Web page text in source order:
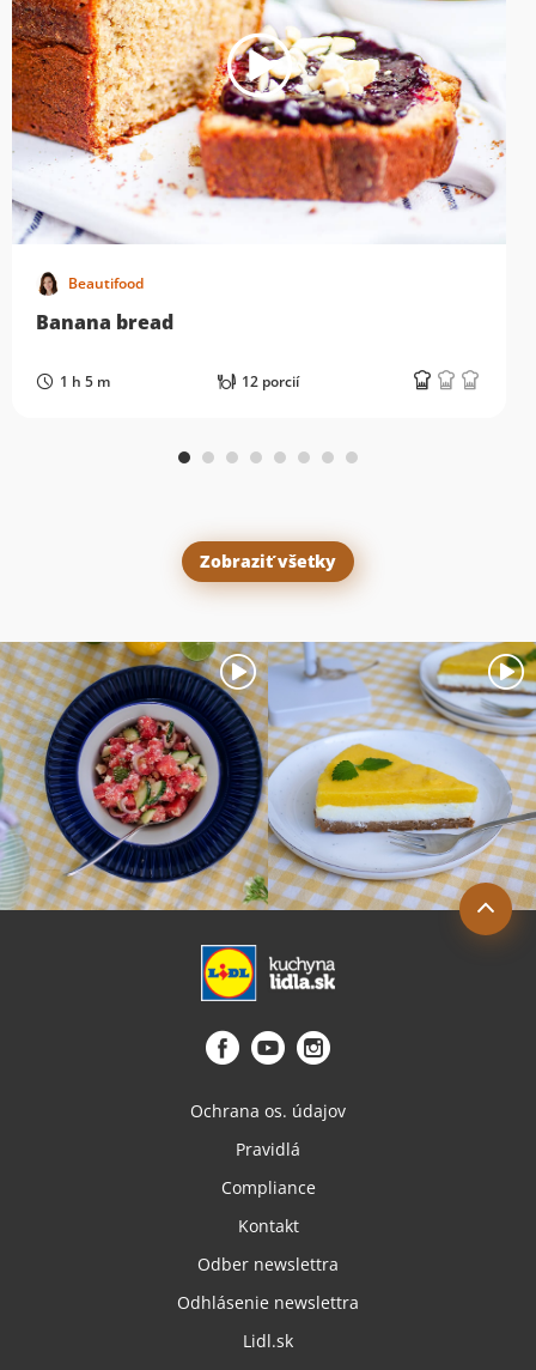
Beautifood
Banana bread
1 h 5 m 12 porcií
Zobraziť všetky
Ochrana os. údajov
Pravidlá
Compliance
Kontakt
Odber newslettra
Odhlásenie newslettra
Lidl.sk